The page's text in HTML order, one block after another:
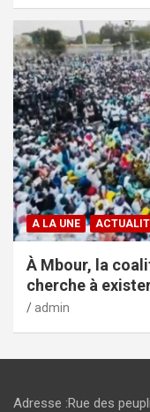
A LA UNE
À Mbour, la
cherche à
admin
Adresse :Rue des